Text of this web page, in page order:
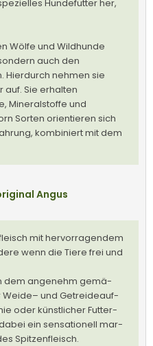
Hundefutter her,
Wölfe und Wildhunde
auch den
Hierdurch nehmen sie
auf. Sie erhalten
Mineralstoffe und
Sorten orientieren sich
kombiniert mit dem
Angus
mit hervorragendem
wenn die Tiere frei und
dem ange­nehm gemä­
Weide– und Getrei­de­auf­
oder künst­li­cher Fut­ter­
ein sen­sa­tio­nell mar­
Spitzenfleisch.